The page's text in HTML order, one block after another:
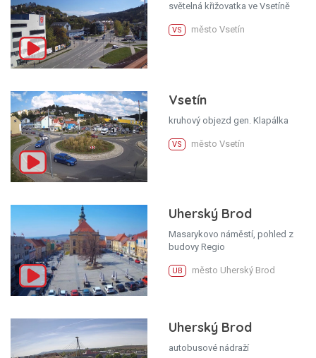
světelná křižovatka ve Vsetíně
VS město Vsetín
Vsetín
kruhový objezd gen. Klapálka
VS město Vsetín
Uherský Brod
Masarykovo náměstí, pohled z
budovy Regio
UB město Uherský Brod
Uherský Brod
autobusové nádraží